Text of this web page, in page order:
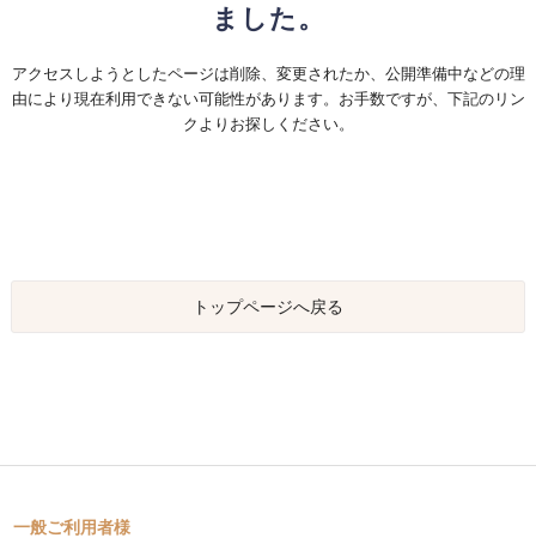
ました。
アクセスしようとしたページは削除、変更されたか、公開準備中などの理
由により現在利用できない可能性があります。お手数ですが、下記のリン
クよりお探しください。
トップページへ戻る
一般ご利用者様